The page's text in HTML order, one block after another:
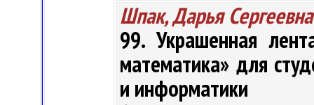
Шпак, Дарья Сергеевна
99. Украшенная
математика» для
и информатики